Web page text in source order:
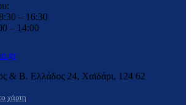
– 16:30
– 14:00
& Β. Ελλάδος 24, Χαϊδάρι, 124 62
χάρτη